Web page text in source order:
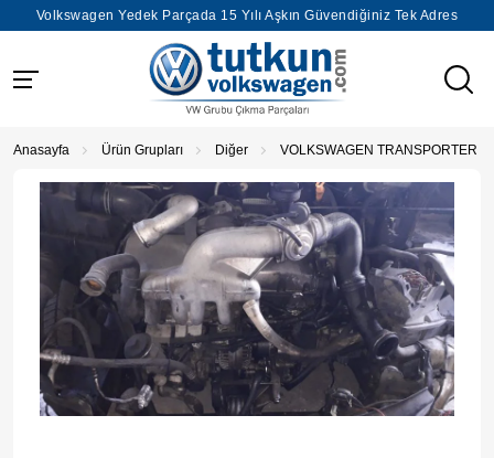
Volkswagen Yedek Parçada 15 Yılı Aşkın Güvendiğiniz Tek Adres
Anasayfa Ürün Grupları Diğer VOLKSWAGEN TRANSPORTER